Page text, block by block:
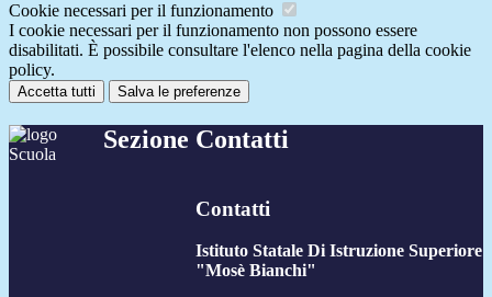
Cookie necessari per il funzionamento
I cookie necessari per il funzionamento non possono essere
disabilitati. È possibile consultare l'elenco nella pagina della cookie
policy.
Accetta tutti Salva le preferenze
Sezione Contatti
Contatti
Istituto Statale Di Istruzione Superiore
"Mosè Bianchi"